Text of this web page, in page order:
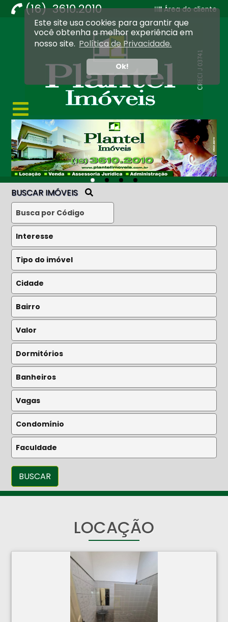
Este site usa cookies para garantir que
você obtenha a melhor experiência em
nosso site. Política de Privacidade.
Ok!
(16) 3610.2010 Área do cliente
Imobiliária Ribeirão Preto - Plantel Imóveis
BUSCAR IMÓVEIS
BUSCAR
LOCAÇÃO